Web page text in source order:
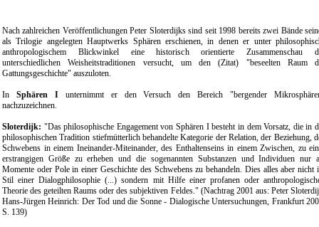
Nach zahlreichen Veröffentlichungen Peter Sloterdijks sind seit 1998 bereits zwei Bände
als Trilogie angelegten Hauptwerks Sphären erschienen, in denen er unter
anthropologischem Blickwinkel eine historisch orientierte Zusammenschau
unterschiedlichen Weisheitstraditionen versucht, um den (Zitat) "beseelten Raum
Gattungsgeschichte" auszuloten.
In Sphären Iunternimmt er den Versuch den Bereich "bergender
nachzuzeichnen.
Sloterdijk: "Das philosophische Engagement von Sphären I besteht in dem Vorsatz, die in
philosophischen Tradition stiefmütterlich behandelte Kategorie der Relation, der Beziehung,
Schwebens in einem Ineinander-Miteinander, des Enthaltenseins in einem Zwischen, zu
erstrangigen Größe zu erheben und die sogenannten Substanzen und Individuen nur
Momente oder Pole in einer Geschichte des Schwebens zu behandeln. Dies alles aber nicht
Stil einer Dialogphilosophie (...) sondern mit Hilfe einer profanen oder
Theorie des geteilten Raums oder des subjektiven Feldes." (Nachtrag 2001 aus: Peter
Hans-Jürgen Heinrich: Der Tod und die Sonne - Dialogische Untersuchungen, Frankfurt
S. 139)